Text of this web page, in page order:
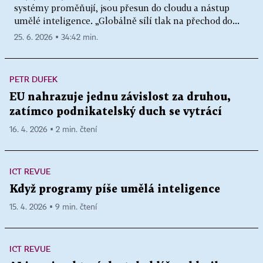
systémy proměňují, jsou přesun do cloudu a nástup
umělé inteligence. „Globálně sílí tlak na přechod do...
25. 6. 2026 ▪ 34:42 min.
PETR DUFEK
EU nahrazuje jednu závislost za druhou,
zatímco podnikatelský duch se vytrácí
16. 4. 2026 ▪ 2 min. čtení
ICT REVUE
Když programy píše umělá inteligence
15. 4. 2026 ▪ 9 min. čtení
ICT REVUE